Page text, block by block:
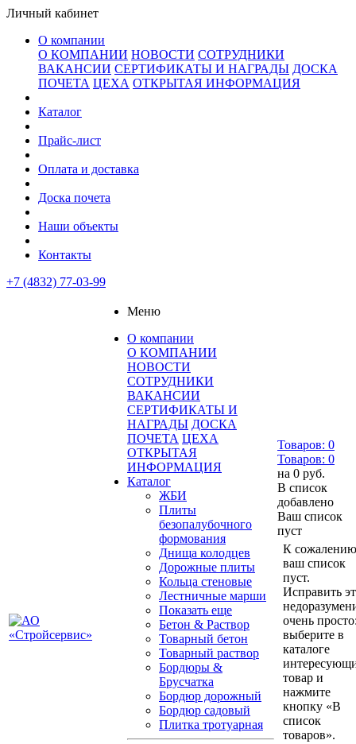
Личный кабинет
О компании
О КОМПАНИИ НОВОСТИ СОТРУДНИКИ
ВАКАНСИИ СЕРТИФИКАТЫ И НАГРАДЫ ДОСКА
ПОЧЕТА ЦЕХА ОТКРЫТАЯ ИНФОРМАЦИЯ
Каталог
Прайс-лист
Оплата и доставка
Доска почета
Наши объекты
Контакты
+7 (4832) 77-03-99
Меню
О компании
О КОМПАНИИ
НОВОСТИ
СОТРУДНИКИ
ВАКАНСИИ
СЕРТИФИКАТЫ И
НАГРАДЫ ДОСКА
ПОЧЕТА ЦЕХА
ОТКРЫТАЯ
ИНФОРМАЦИЯ
Каталог
ЖБИ
Плиты
безопалубочного
формования
Днища колодцев
Дорожные плиты
Кольца стеновые
Лестничные марши
Показать еще
Бетон & Раствор
Товарный бетон
Товарный раствор
Бордюры &
Брусчатка
Бордюр дорожный
Бордюр садовый
Плитка тротуарная
Товаров: 0
Товаров: 0
на 0 руб.
В список
добавлено
Ваш список
пуст
К
ваш список
пуст.
Исправить
очень
выберите в
каталоге
товар и
нажмите
кнопку «В
список
товаров».